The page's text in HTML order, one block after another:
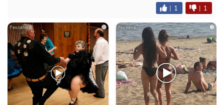
| 1 | 1
i i